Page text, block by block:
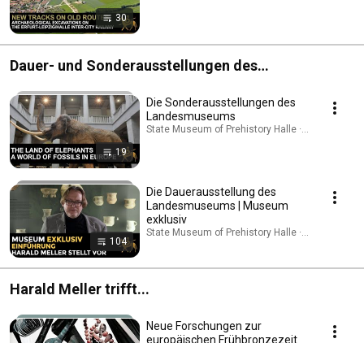
30
Dauer- und Sonderausstellungen des
19
Die Sonderausstellungen des
Landesmuseums
State Museum of Prehistory Halle · Playlist
104
Die Dauerausstellung des
Landesmuseums | Museum
exklusiv
State Museum of Prehistory Halle · Playlist
Harald Meller trifft...
Neue Forschungen zur
europäischen Frühbronzezeit